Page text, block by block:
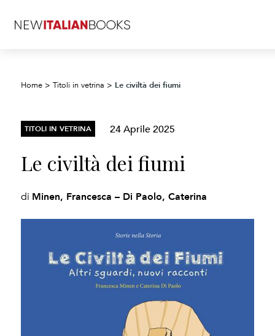
Home >Titoli in vetrina > Le civiltà dei fiumi
TITOLI IN VETRINA 24 Aprile 2025
Le civiltà dei fiumi
di Minen, Francesca – Di Paolo, Caterina